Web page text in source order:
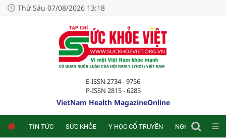
Thứ Sáu 07/08/2026 13:18
E-ISSN 2734 - 9756
P-ISSN 2815 - 6285
VietNam Health MagazineOnline
TIN TỨC SỨC KHỎE Y HỌC CỔ TRUYỀN NGHIÊN CỨU